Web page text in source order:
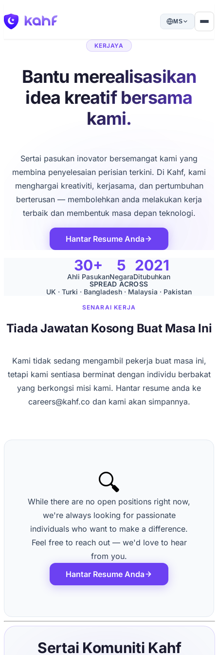
MS
KERJAYA
Bantu merealisasikan
idea kreatif bersama
kami.
Sertai pasukan inovator bersemangat kami yang
membina penyelesaian perisian terkini. Di Kahf, kami
menghargai kreativiti, kerjasama, dan pertumbuhan
berterusan — membolehkan anda melakukan kerja
terbaik dan membentuk masa depan teknologi.
Hantar Resume Anda
30+
Ahli Pasukan
5
Negara
2021
Ditubuhkan
SPREAD ACROSS
UK · Turki · Bangladesh · Malaysia · Pakistan
SENARAI KERJA
Tiada Jawatan Kosong Buat Masa Ini
Kami tidak sedang mengambil pekerja buat masa ini,
tetapi kami sentiasa berminat dengan individu berbakat
yang berkongsi misi kami. Hantar resume anda ke
careers@kahf.co dan kami akan simpannya.
🔍
While there are no open positions right now,
we're always looking for passionate
individuals who want to make a difference.
Feel free to reach out — we'd love to hear
from you.
Hantar Resume Anda
Sertai Komuniti Kahf